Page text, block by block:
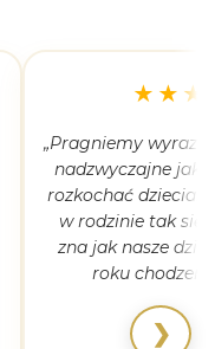
„Pragniemy wyrazić
nadzwyczajne jak
rozkochać
w rodzinie tak się
zna jak nasze
roku
❯